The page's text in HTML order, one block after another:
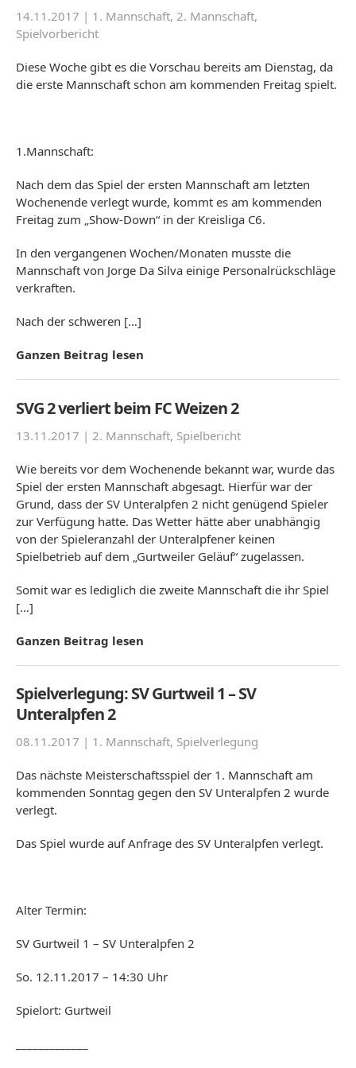
14.11.2017 | 1. Mannschaft, 2. Mannschaft,
Spielvorbericht
Diese Woche gibt es die Vorschau bereits am Dienstag, da
die erste Mannschaft schon am kommenden Freitag spielt.
1.Mannschaft:
Nach dem das Spiel der ersten Mannschaft am letzten
Wochenende verlegt wurde, kommt es am kommenden
Freitag zum „Show-Down“ in der Kreisliga C6.
In den vergangenen Wochen/Monaten musste die
Mannschaft von Jorge Da Silva einige Personalrückschläge
verkraften.
Nach der schweren […]
Ganzen Beitrag lesen
SVG 2 verliert beim FC Weizen 2
13.11.2017 | 2. Mannschaft, Spielbericht
Wie bereits vor dem Wochenende bekannt war, wurde das
Spiel der ersten Mannschaft abgesagt. Hierfür war der
Grund, dass der SV Unteralpfen 2 nicht genügend Spieler
zur Verfügung hatte. Das Wetter hätte aber unabhängig
von der Spieleranzahl der Unteralpfener keinen
Spielbetrieb auf dem „Gurtweiler Geläuf“ zugelassen.
Somit war es lediglich die zweite Mannschaft die ihr Spiel
[…]
Ganzen Beitrag lesen
Spielverlegung: SV Gurtweil 1 – SV
Unteralpfen 2
08.11.2017 | 1. Mannschaft, Spielverlegung
Das nächste Meisterschaftsspiel der 1. Mannschaft am
kommenden Sonntag gegen den SV Unteralpfen 2 wurde
verlegt.
Das Spiel wurde auf Anfrage des SV Unteralpfen verlegt.
Alter Termin:
SV Gurtweil 1 – SV Unteralpfen 2
So. 12.11.2017 – 14:30 Uhr
Spielort: Gurtweil